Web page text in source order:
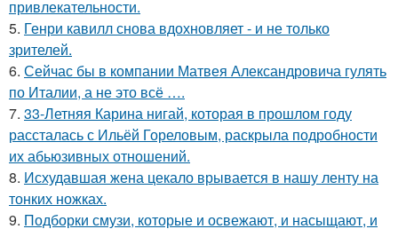
привлекательности.
5. Генри кавилл снова вдохновляет - и не только
зрителей.
6. Сейчас бы в компании Матвея Александровича гулять
по Италии, а не это всё ….
7. 33-Летняя Карина нигай, которая в прошлом году
рассталась с Ильёй Гореловым, раскрыла подробности
их абьюзивных отношений.
8. Исхудавшая жена цекало врывается в нашу ленту на
тонких ножках.
9. Подборки смузи, которые и освежают, и насыщают, и